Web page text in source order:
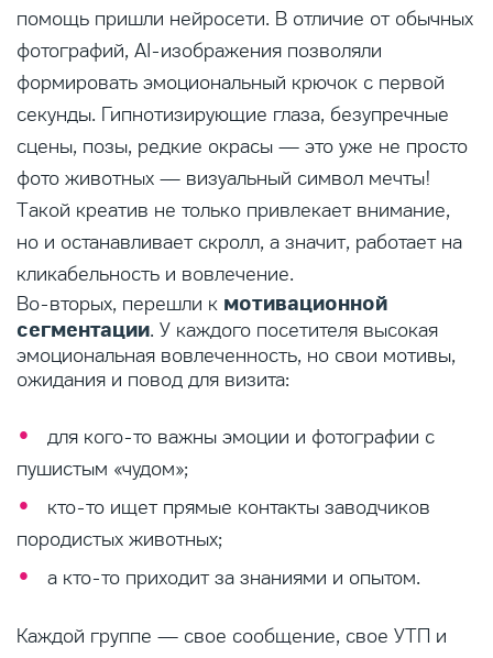
помощь пришли нейросети. В отличие от обычных
фотографий, AI-изображения позволяли
формировать эмоциональный крючок с первой
секунды. Гипнотизирующие глаза, безупречные
сцены, позы, редкие окрасы — это уже не просто
фото животных — визуальный символ мечты!
Такой креатив не только привлекает внимание,
но и останавливает скролл, а значит, работает на
кликабельность и вовлечение.
Во-вторых, перешли к мотивационной
сегментации. У каждого посетителя высокая
эмоциональная вовлеченность, но свои мотивы,
ожидания и повод для визита:
для кого-то важны эмоции и фотографии с
пушистым «чудом»;
кто-то ищет прямые контакты заводчиков
породистых животных;
а кто-то приходит за знаниями и опытом.
Каждой группе — свое сообщение, свое УТП и